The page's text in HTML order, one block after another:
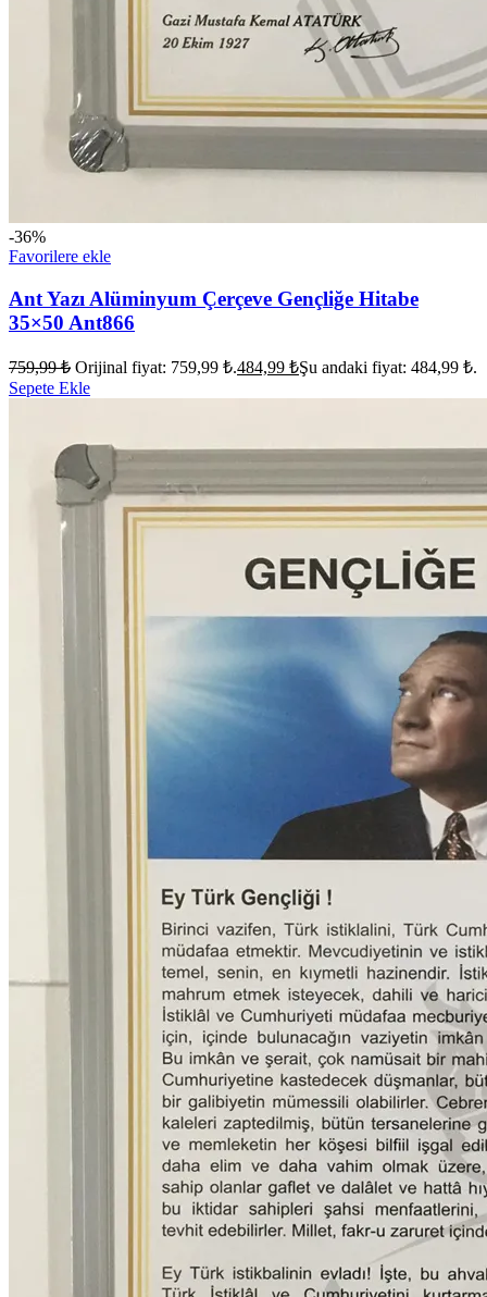
-36%
Favorilere ekle
Ant Yazı Alüminyum Çerçeve Gençliğe Hitabe
35×50 Ant866
759,99₺ Orijinal fiyat: 759,99 ₺.484,99 ₺Şu andaki fiyat: 484,99 ₺.
Sepete Ekle